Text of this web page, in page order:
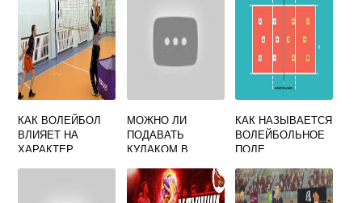
КАК ВОЛЕЙБОЛ
ВЛИЯЕТ НА
ХАРАКТЕР
МОЖНО ЛИ
ПОДАВАТЬ
КУЛАКОМ В
КАК НАЗЫВАЕТСЯ
ВОЛЕЙБОЛЬНОЕ
ПОЛЕ